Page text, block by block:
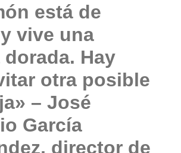
está de
vive una
dorada. Hay
otra posible
– José
García
director de